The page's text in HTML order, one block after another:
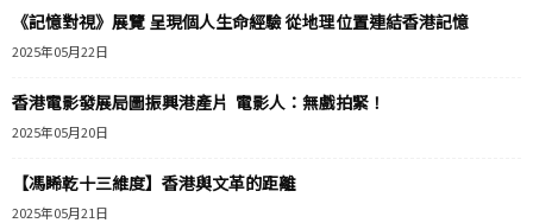
《記憶對視》展覽 呈現個人生命經驗 從地理位置連結香港記憶
2025年05月22日
香港電影發展局圖振興港產片 電影人：無戲拍緊！
2025年05月20日
【馮睎乾十三維度】香港與文革的距離
2025年05月21日